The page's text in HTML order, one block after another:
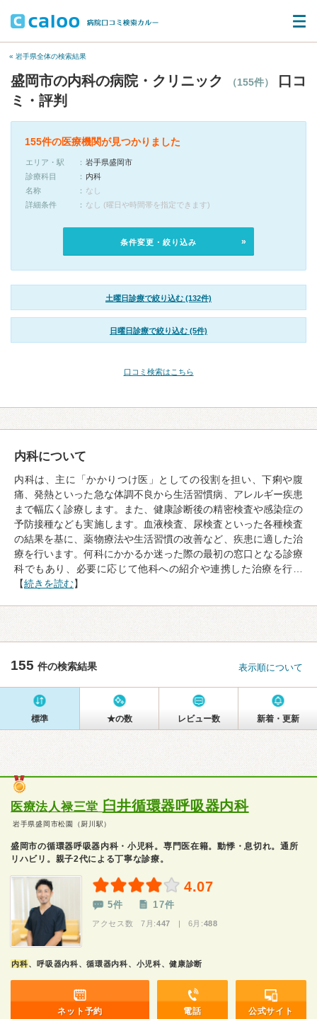
« 岩手県全体の検索結果
盛岡市の内科の病院・クリニック （155件）
口コ
ミ・評判
155件の医療機関が見つかりました
エリア・駅
岩手県盛岡市
診療科目
内科
名称
なし
詳細条件
なし (曜日や時間帯を指定できます)
条件変更・絞り込み
土曜日診療で絞り込む (132件)
日曜日診療で絞り込む (5件)
口コミ検索はこちら
内科について
内科は、主に「かかりつけ医」としての役割を担い、下痢や腹
痛、発熱といった急な体調不良から生活習慣病、アレルギー疾患
まで幅広く診療します。また、健康診断後の精密検査や感染症の
予防接種なども実施します。血液検査、尿検査といった各種検査
の結果を基に、薬物療法や生活習慣の改善など、疾患に適した治
療を行います。何科にかかるか迷った際の最初の窓口となる診療
科でもあり、必要に応じて他科への紹介や連携した治療を行…
【続きを読む】
155 件の検索結果 表示順について
標準 ★の数 レビュー数 新着・更新
医療法人禄三堂 臼井循環器呼吸器内科
岩手県盛岡市松園（厨川駅）
盛岡市の循環器呼吸器内科・小児科。専門医在籍。動悸・息切れ。通所
リハビリ。親子2代による丁寧な診療。
4.07
5件 17件
アクセス数 7月:447 | 6月:488
内科、呼吸器内科、循環器内科、小児科、健康診断
ネット予約 電話 公式サイト